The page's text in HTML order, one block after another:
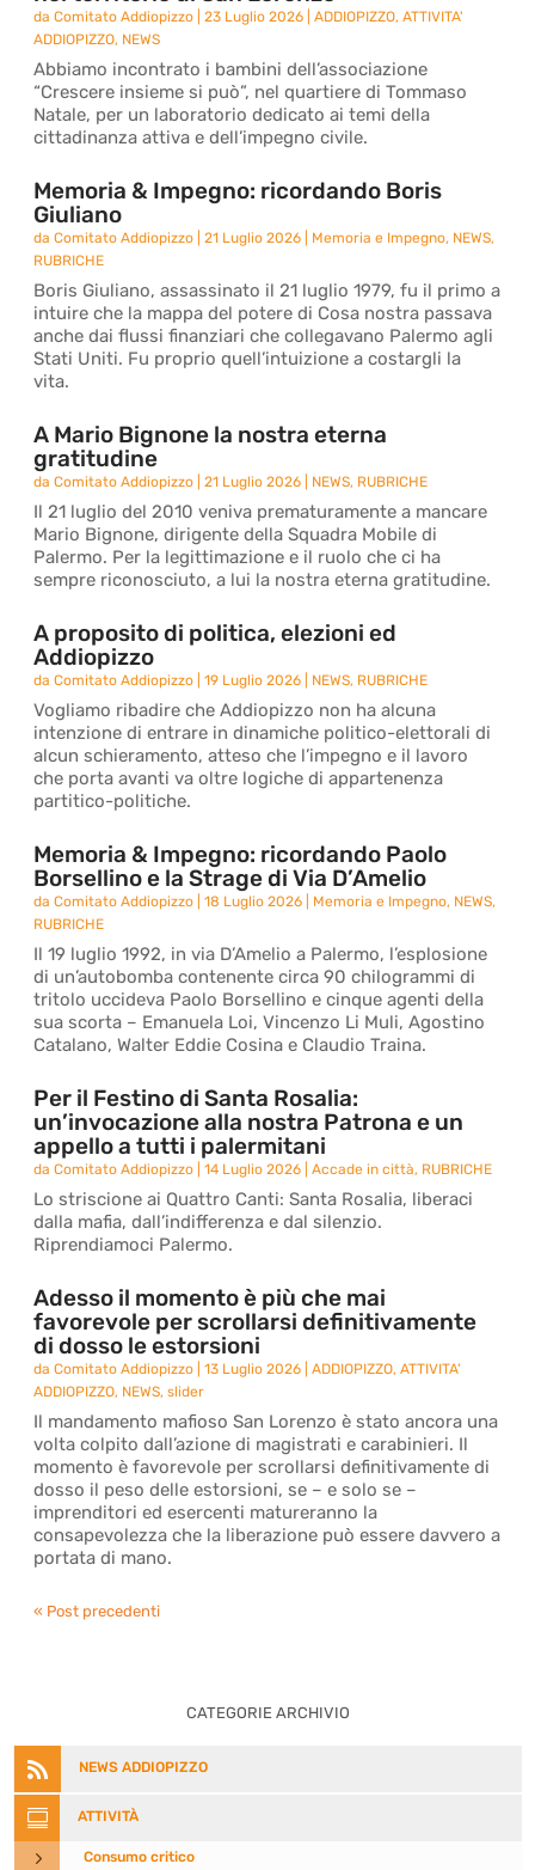
daComitato Addiopizzo |23 Luglio 2026 |ADDIOPIZZO,ATTIVITA'
ADDIOPIZZO, NEWS
Abbiamo incontrato i bambini dell’associazione
“Crescere insieme si può”, nel quartiere di Tommaso
Natale, per un laboratorio dedicato ai temi della
cittadinanza attiva e dell’impegno civile.
Memoria & Impegno: ricordando Boris
Giuliano
daComitato Addiopizzo |21 Luglio 2026 Memoria e Impegno, NEWS,
RUBRICHE
Boris Giuliano, assassinato il 21 luglio 1979, fu il primo a
intuire che la mappa del potere di Cosa nostra passava
anche dai flussi finanziari che collegavano Palermo agli
Stati Uniti. Fu proprio quell’intuizione a costargli la
vita.
A Mario Bignone la nostra eterna
gratitudine
daComitato Addiopizzo |21 Luglio 2026 NEWS, RUBRICHE
Il 21 luglio del 2010 veniva prematuramente a mancare
Mario Bignone, dirigente della Squadra Mobile di
Palermo. Per la legittimazione e il ruolo che ci ha
sempre riconosciuto, a lui la nostra eterna gratitudine.
A proposito di politica, elezioni ed
Addiopizzo
daComitato Addiopizzo |19 Luglio 2026 NEWS, RUBRICHE
Vogliamo ribadire che Addiopizzo non ha alcuna
intenzione di entrare in dinamiche politico-elettorali di
alcun schieramento, atteso che l’impegno e il lavoro
che porta avanti va oltre logiche di appartenenza
partitico-politiche.
Memoria & Impegno: ricordando Paolo
Borsellino e la Strage di Via D’Amelio
daComitato Addiopizzo |18 Luglio 2026 Memoria e Impegno, NEWS,
RUBRICHE
Il 19 luglio 1992, in via D’Amelio a Palermo, l’esplosione
di un’autobomba contenente circa 90 chilogrammi di
tritolo uccideva Paolo Borsellino e cinque agenti della
sua scorta – Emanuela Loi, Vincenzo Li Muli, Agostino
Catalano, Walter Eddie Cosina e Claudio Traina.
Per il Festino di Santa Rosalia:
un’invocazione alla nostra Patrona e un
appello a tutti i palermitani
daComitato Addiopizzo |14 Luglio 2026 |Accade in città, RUBRICHE
Lo striscione ai Quattro Canti: Santa Rosalia, liberaci
dalla mafia, dall’indifferenza e dal silenzio.
Riprendiamoci Palermo.
Adesso il momento è più che mai
favorevole per scrollarsi definitivamente
di dosso le estorsioni
daComitato Addiopizzo |13 Luglio 2026 |ADDIOPIZZO,ATTIVITA'
ADDIOPIZZO, NEWS,slider
Il mandamento mafioso San Lorenzo è stato ancora una
volta colpito dall’azione di magistrati e carabinieri. Il
momento è favorevole per scrollarsi definitivamente di
dosso il peso delle estorsioni, se – e solo se –
imprenditori ed esercenti matureranno la
consapevolezza che la liberazione può essere davvero a
portata di mano.
« Post precedenti
CATEGORIE ARCHIVIO
 NEWS ADDIOPIZZO
 ATTIVITÀ
5 Consumo critico